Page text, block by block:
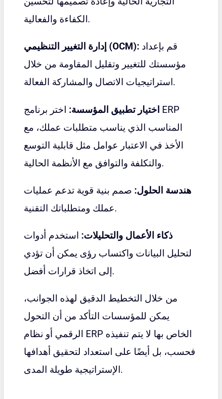
الكفاءة والفعالية.
إدارة التغيير التنظيمي (OCM):
مؤسستك للتغيير وتقليل المقاومة من خلال
استراتيجيات الاتصال والمشاركة الفعالة.
اختيار تطبيق المؤسسة: اختر برنامج ERP
المناسب الذي يناسب متطلبات عملك، مع
الأخذ في الاعتبار عوامل مثل قابلية التوسع
والتكلفة والتوافق مع الأنظمة الحالية.
هندسة الحلول: صمم بنية قوية تدعم عمليات
عملك ومتطلباتك التقنية.
ذكاء الأعمال والتحليلات: استخدم أدوات
لتحليل البيانات واكتساب رؤى يمكن أن تؤدي
إلى اتخاذ قرارات أفضل.
من خلال التخطيط الدقيق لهذه الجوانب،
يمكن للمؤسسات التأكد من أن التحول
الرقمي أو نظام ERP الخاص بها لا يتم تنفيذه
فحسب، بل أيضًا على استعداد لتحقيق أهدافها
الإستراتيجية طويلة المدى.